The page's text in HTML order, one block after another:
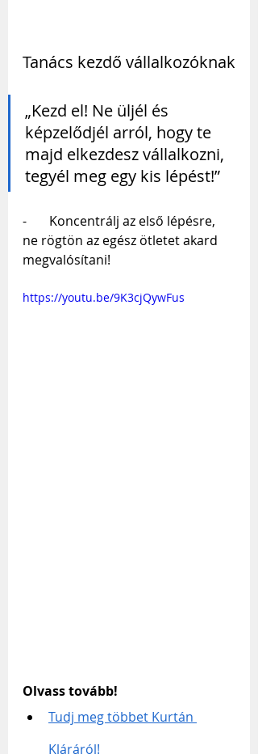
Tanács kezdő vállalkozóknak
„Kezd el! Ne üljél és
képzelődjél arról, hogy te
majd elkezdesz vállalkozni,
tegyél meg egy kis lépést!”
- Koncentrálj az első lépésre,
ne rögtön az egész ötletet akard
megvalósítani!
https://youtu.be/9K3cjQywFus
Olvass tovább!
Tudj meg többet Kurtán
Kláráról!